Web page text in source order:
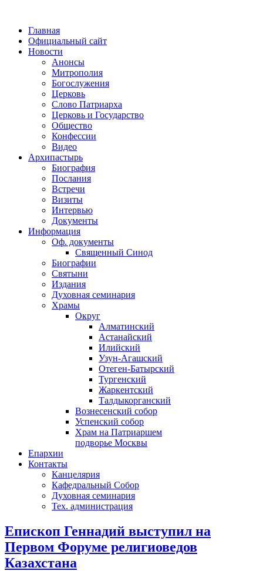
Главная
Официальный сайт
Новости
Анонсы
Митрополия
Богослужения
Церковь
Слово Патриарха
Церковь и Государство
Общество
Конфессии
Видео
Архипастырь
Биография
Послания
Встречи
Визиты
Интервью
Документы
Информация
Оф. документы
Священный Синод
Биографии
Святыни
Издания
Духовная семинария
Храмы
Округ
Алматинский
Астанайский
Илийский
Узун-Агашский
Отеген-Батырский
Тургенский
Жаркентский
Талдыкорганский
Вознесенский собор
Успенский собор
Храм на Патриаршем
подворье Москвы
Епархии
Контакты
Канцелярия
Кафедральный Собор
Духовная семинария
Тех. администрация
Епископ Геннадий выступил на
Первом Форуме религиоведов
Казахстана